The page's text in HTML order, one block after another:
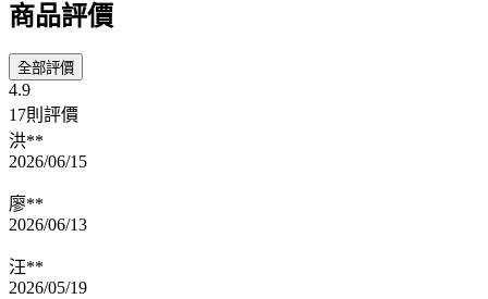
商品評價
全部評價
4.9
17則評價
洪**
2026/06/15
廖**
2026/06/13
汪**
2026/05/19